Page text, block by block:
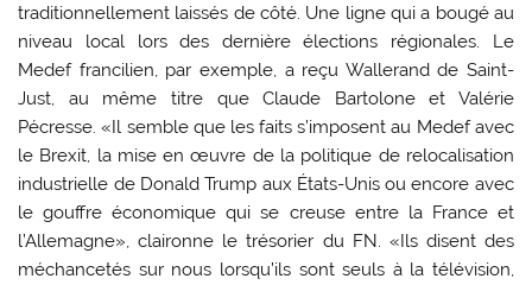
traditionnellement laissés de côté. Une ligne qui a bougé au
niveau local lors des dernière élections régionales. Le
Medef francilien, par exemple, a reçu Wallerand de Saint-
Just, au même titre que Claude Bartolone et Valérie
Pécresse. «Il semble que les faits s’imposent au Medef avec
le Brexit, la mise en œuvre de la politique de relocalisation
industrielle de Donald Trump aux États-Unis ou encore avec
le gouffre économique qui se creuse entre la France et
l’Allemagne», claironne le trésorier du FN. «Ils disent des
méchancetés sur nous lorsqu’ils sont seuls à la télévision,